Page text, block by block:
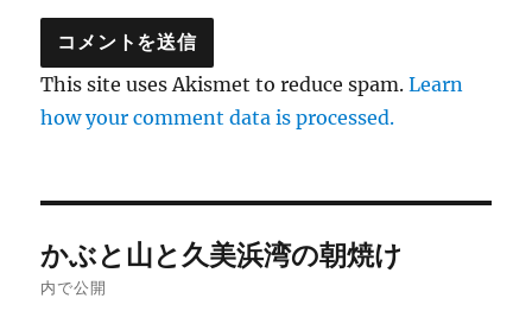
This site uses Akismet to reduce spam.Learn
how your comment data is processed.
稿
かぶと山と久美浜湾の朝焼け
内で公開